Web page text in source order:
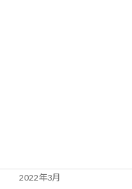
2022年3月